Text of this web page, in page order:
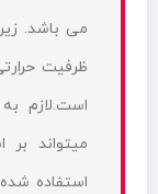
می باشد.
است.لازم
میتواند
استفاده